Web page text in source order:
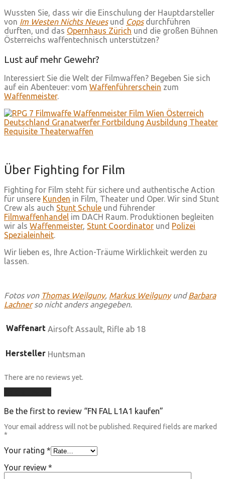
Wussten Sie, dass wir die Einschulung der Hauptdarsteller
von Im Westen Nichts Neuesund Copsdurchführen
durften, und das Opernhaus Zürich und die großen Bühnen
Österreichs waffentechnisch unterstützen?
Lust auf mehr Gewehr?
Interessiert Sie die Welt der Filmwaffen? Begeben Sie sich
auf ein Abenteuer: vom Waffenführerschein zum
Waffenmeister.
Über Fighting for Film
Fighting for Film steht für sichere und authentische Action
für unsere Kunden in Film, Theater und Oper. Wir sind Stunt
Crew als auch Stunt Schule und führender
Filmwaffenhandel im DACH Raum. Produktionen begleiten
wir als Waffenmeister, Stunt Coordinator und Polizei
Spezialeinheit.
Wir lieben es, Ihre Action-Träume Wirklichkeit werden zu
lassen.
Fotos von Thomas Weilguny, Markus WeilgunyundBarbara
Lachnerso nicht anders angegeben.
Waffenart Airsoft Assault, Rifle ab 18
Hersteller Huntsman
There are no reviews yet.
Be the first to review “FN FAL L1A1 kaufen”
Your email address will not be published. Required fields are marked
*
Your rating *
Your review *